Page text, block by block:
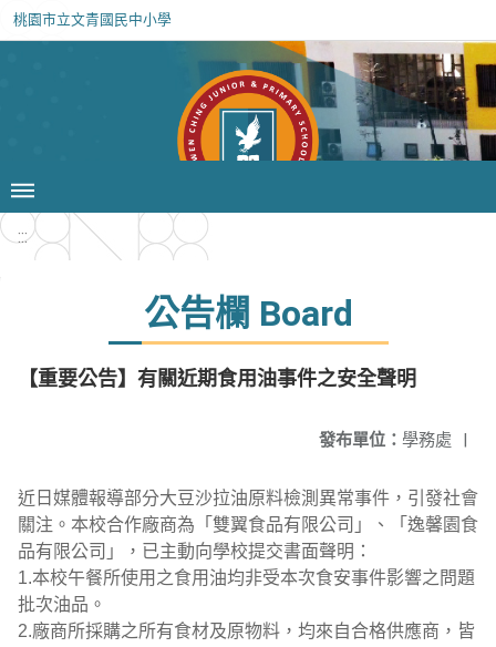
桃園市立文青國民中小學
:::
公告欄 Board
【重要公告】有關近期食用油事件之安全聲明
發布單位： 學務處 |
近日媒體報導部分大豆沙拉油原料檢測異常事件，引發社會
關注。本校合作廠商為「雙翼食品有限公司」、「逸馨園食
品有限公司」，已主動向學校提交書面聲明：
1.本校午餐所使用之食用油均非受本次食安事件影響之問題
批次油品。
2.廠商所採購之所有食材及原物料，均來自合格供應商，皆